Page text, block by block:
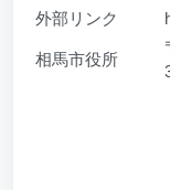
外部リンク
相馬市役所